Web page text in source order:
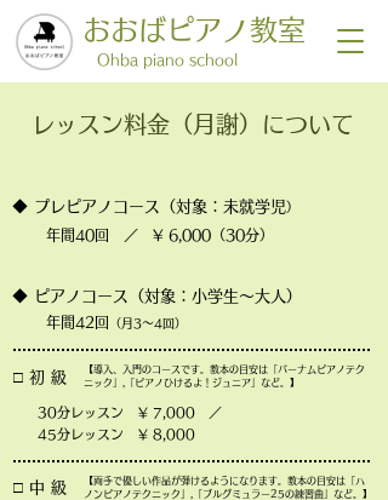
おおばピアノ教室
​Ohba piano school
レッスン料金（月謝）について
◆ プレピアノコース（対象：未就学児）
年間40回 ／ ¥ 6,000（30分）
◆ ピアノコース（対象：小学生〜大人）
年間42回 （月3〜4回）
□ 初 級
【導入、入門のコースです。教本の目安は「バーナムピアノテク
ニック」,「ピアノひけるよ！ジュニア」など。】
30分レッスン ¥ 7,000 ／
45分レッスン ¥ 8,000
□ 中 級
【両手で優しい作品が弾けるようになります。教本の目安は「ハ
ノンピアノテクニック」,「ブルグミュラー25の練習曲」など。】